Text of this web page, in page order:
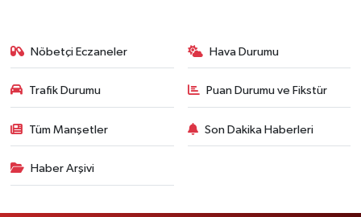
Nöbetçi Eczaneler Hava Durumu
Trafik Durumu Puan Durumu ve Fikstür
Tüm Manşetler Son Dakika Haberleri
Haber Arşivi